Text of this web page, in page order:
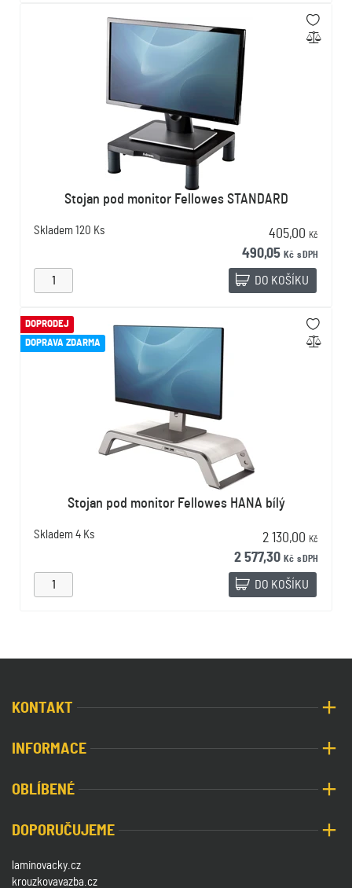
Stojan pod monitor Fellowes STANDARD
Skladem 120 Ks 405,00 Kč
490,05 Kč s DPH
DO KOŠÍKU
DOPRODEJ
DOPRAVA ZDARMA
Stojan pod monitor Fellowes HANA bílý
Skladem 4 Ks 2 130,00 Kč
2 577,30 Kč s DPH
DO KOŠÍKU
KONTAKT
INFORMACE
OBLÍBENÉ
DOPORUČUJEME
laminovacky.cz
krouzkovavazba.cz